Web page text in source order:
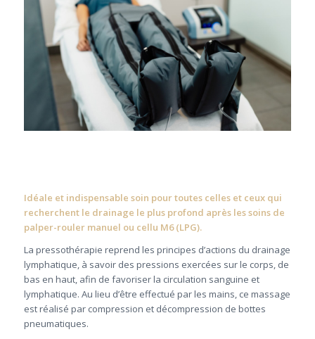
Idéale et indispensable soin pour toutes celles et ceux qui
recherchent le drainage le plus profond après les soins de
palper-rouler manuel ou cellu M6 (LPG).
La pressothérapie reprend les principes d’actions du drainage
lymphatique, à savoir des pressions exercées sur le corps, de
bas en haut, afin de favoriser la circulation sanguine et
lymphatique. Au lieu d’être effectué par les mains, ce massage
est réalisé par compression et décompression de bottes
pneumatiques.